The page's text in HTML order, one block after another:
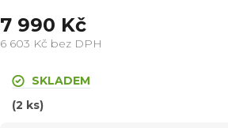
7 990 Kč
6 603 Kč bez DPH
cena:SKLADEM
(2 ks)